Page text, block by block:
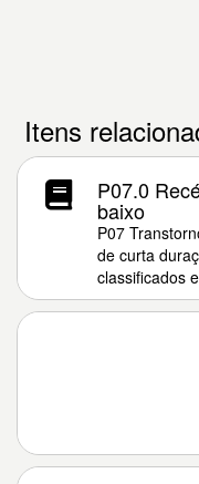
Itens
P07.0
baixo
P07
de curta
classificados